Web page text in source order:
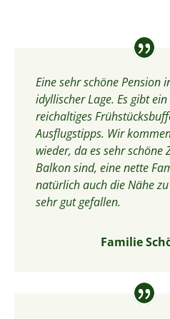
Eine sehr schöne Pension
idyllischer Lage. Es gibt
reichaltiges
Ausflugstipps. Wir
wieder, da es sehr schöne
Balkon sind, eine nette
natürlich auch die Nähe
sehr gut gefallen.
Familie